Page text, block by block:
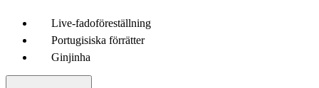
Live-fadoföreställning
Portugisiska förrätter
Ginjinha